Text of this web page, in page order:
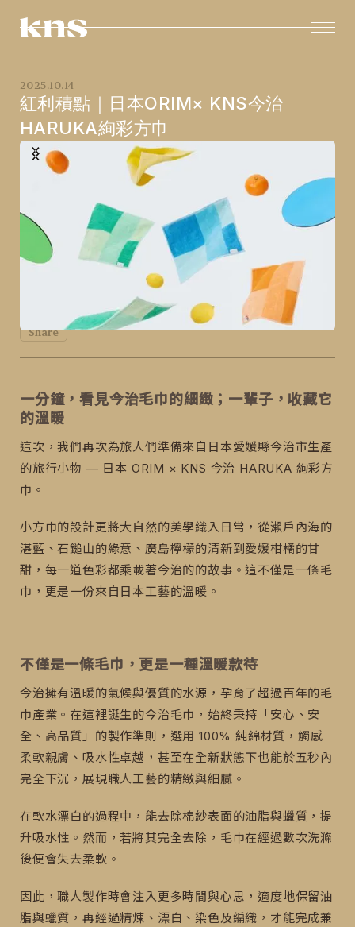
紅利積點｜日本ORIM× KNS今治
HARUKA絢彩方巾
2025.10.14
Share
一分鐘，看見今治毛巾的細緻；一輩子，收藏它
的溫暖
這次，我們再次為旅人們準備來自日本愛媛縣今治市生產
的旅行小物 — 日本 ORIM × KNS 今治 HARUKA 絢彩方
巾。
小方巾的設計更將大自然的美學織入日常，從瀨戶內海的
湛藍、石鎚山的綠意、廣島檸檬的清新到愛媛柑橘的甘
甜，每一道色彩都乘載著今治的的故事。這不僅是一條毛
巾，更是一份來自日本工藝的溫暖。
不僅是一條毛巾，更是一種溫暖款待
今治擁有溫暖的氣候與優質的水源，孕育了超過百年的毛
巾產業。在這裡誕生的今治毛巾，始終秉持「安心、安
全、高品質」的製作準則，選用 100% 純綿材質，觸感
柔軟親膚、吸水性卓越，甚至在全新狀態下也能於五秒內
完全下沉，展現職人工藝的精緻與細膩。
在軟水漂白的過程中，能去除棉紗表面的油脂與蠟質，提
升吸水性。然而，若將其完全去除，毛巾在經過數次洗滌
後便會失去柔軟。
因此，職人製作時會注入更多時間與心思，適度地保留油
脂與蠟質，再經過精煉、漂白、染色及編織，才能完成兼